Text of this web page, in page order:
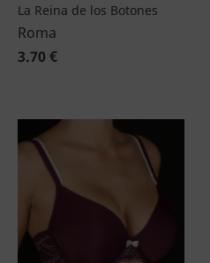
La Reina de los Botones
Roma
3.70 €